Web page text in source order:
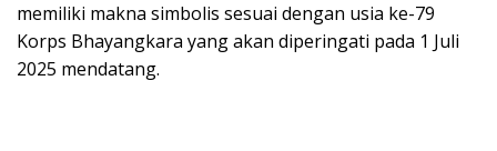
memiliki makna simbolis sesuai dengan usia ke-79
Korps Bhayangkara yang akan diperingati pada 1 Juli
2025 mendatang.